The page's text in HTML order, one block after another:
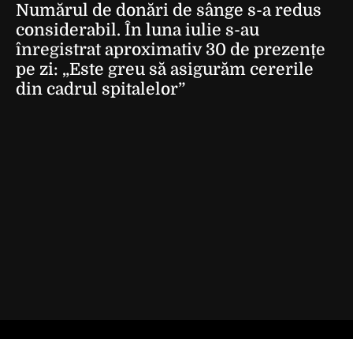
Numărul de donări de sânge s-a redus
considerabil. În luna iulie s-au
înregistrat aproximativ 30 de prezențe
pe zi: „Este greu să asigurăm cererile
din cadrul spitalelor”